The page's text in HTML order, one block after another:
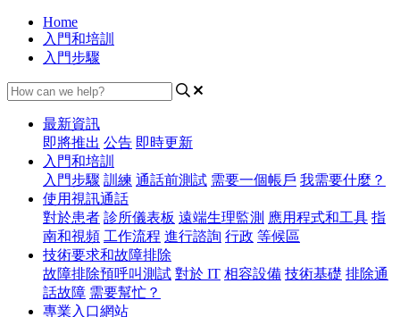
Home
入門和培訓
入門步驟
最新資訊
即將推出 公告 即時更新
入門和培訓
入門步驟 訓練 通話前測試 需要一個帳戶 我需要什麼？
使用視訊通話
對於患者 診所儀表板 遠端生理監測 應用程式和工具 指
南和視頻 工作流程 進行諮詢 行政 等候區
技術要求和故障排除
故障排除預呼叫測試 對於 IT 相容設備 技術基礎 排除通
話故障 需要幫忙？
專業入口網站